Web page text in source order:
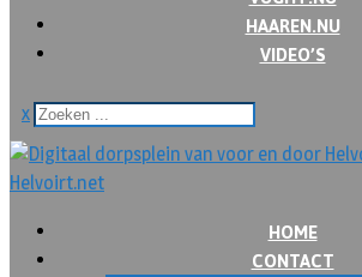
HAAREN.NU
VIDEO’S
x
HOME
CONTACT